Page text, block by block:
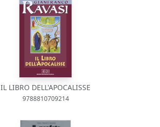
IL LIBRO DELL'APOCALISSE
9788810709214